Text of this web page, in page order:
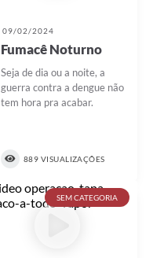
09/02/2024
Fumacê Noturno
Seja de dia ou a noite, a
guerra contra a dengue não
tem hora pra acabar.
889 VISUALIZAÇÕES
SEM CATEGORIA